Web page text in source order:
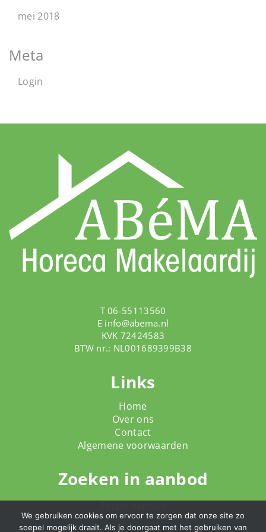
mei 2018
Meta
Login
T 06-55113560
E info@abema.nl
KVK 72424583
BTW nr.: NL001689399B38
Links
Home
Over ons
Contact
Algemene voorwaarden
Zoeken in aanbod
We gebruiken cookies om ervoor te zorgen dat onze site zo
soepel mogelijk draait. Als je doorgaat met het gebruiken van